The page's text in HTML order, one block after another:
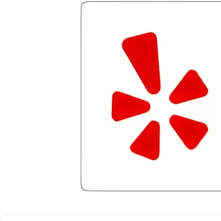
with since joining has given me solid
possible because of J Miller, and I am